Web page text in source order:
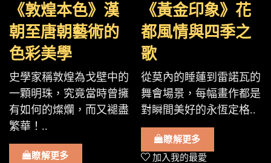
《敦煌本色》漢
朝至唐朝藝術的
色彩美學
史學家稱敦煌為戈壁中的
一顆明珠，究竟當時曾擁
有如何的燦爛，而又褪盡
繁華！..
瞭解更多
《黃金印象》花
都風情與四季之
歌
從莫內的睡蓮到雷諾瓦的
舞會場景，每幅畫作都是
對瞬間美好的永恆定格..
瞭解更多
加入我的最愛